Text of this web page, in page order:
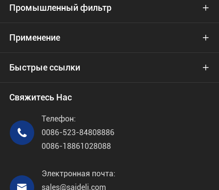
Промышленный фильтр 
Применение 
Быстрые ссылки 
Свяжитесь Нас

Телефон:
0086-523-84808886
0086-18861028088

Электронная почта:
sales@saideli.com